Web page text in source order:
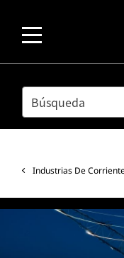
SEARCH
Industrias De